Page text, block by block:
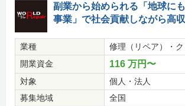
副業から始められる「地球に
事業」で社会貢献しながら高
業種
修理（リペア）・
開業資金
116 万円〜
対象
個人・法人
募集地域
全国